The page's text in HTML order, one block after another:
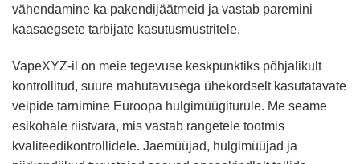
vähendamine ka pakendijäätmeid ja vastab paremini
kaasaegsete tarbijate kasutusmustritele.
VapeXYZ-il on meie tegevuse keskpunktiks põhjalikult
kontrollitud, suure mahutavusega ühekordselt kasutatavate
veipide tarnimine Euroopa hulgimüügiturule. Me seame
esikohale riistvara, mis vastab rangetele tootmis
kvaliteedikontrollidele. Jaemüüjad, hulgimüüjad ja